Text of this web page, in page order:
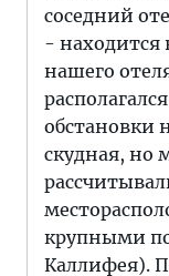
соседний
- находится
нашего
обстановки
скудная, но
крупными
Каллифея).